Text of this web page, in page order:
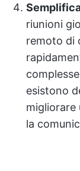
riunioni
remoto di
esistono
migliorare
la